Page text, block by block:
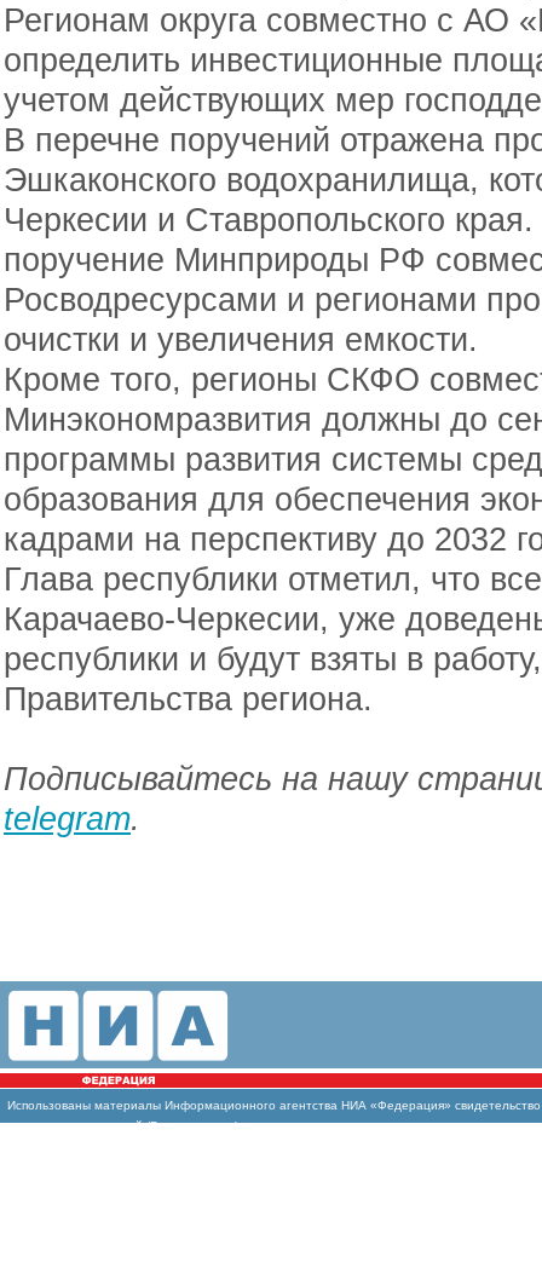
Регионам округа совместно с АО
определить инвестиционные
учетом действующих мер
В перечне поручений отражена
Эшкаконского водохранилища,
Черкесии и Ставропольского
поручение Минприроды РФ
Росводресурсами и регионами
очистки и увеличения емкости.
Кроме того, регионы СКФО
Минэкономразвития должны до
программы развития системы
образования для обеспечения
кадрами на перспективу до 2032
Глава республики отметил, что
Карачаево-Черкесии, уже
республики и будут взяты в
Правительства региона.
Подписывайтесь на нашу
telegram.
Использованы материалы Информационного агентства НИА «Федерация»
массовых коммуникаций (Роскомнадзор)